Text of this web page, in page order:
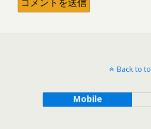
Back to
Mobile